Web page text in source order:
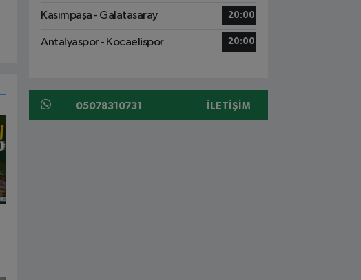
Kasımpaşa - Galatasaray 20:00
Antalyaspor - Kocaelispor 20:00
05078310731 İLETIŞIM